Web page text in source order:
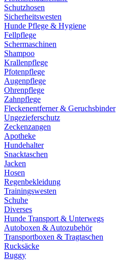
Schutzhosen
Sicherheitswesten
Hunde Pflege & Hygiene
Fellpflege
Schermaschinen
Shampoo
Krallenpflege
Pfotenpflege
Augenpflege
Ohrenpflege
Zahnpflege
Fleckenentferner & Geruchsbinder
Ungezieferschutz
Zeckenzangen
Apotheke
Hundehalter
Snacktaschen
Jacken
Hosen
Regenbekleidung
Trainingswesten
Schuhe
Diverses
Hunde Transport & Unterwegs
Autoboxen & Autozubehör
Transportboxen & Tragtaschen
Rucksäcke
Buggy